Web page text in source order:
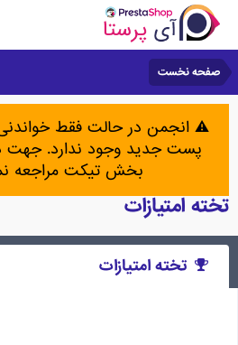
صفحه نخست
⚠️ انجمن در حالت فقط
پست جدید وجود ندارد. جهت
بخش تیکت مراجعه
تخته امتیازات
تخته امتیازات